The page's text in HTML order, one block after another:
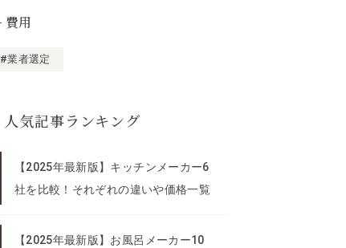
費用
#業者選定
人気記事ランキング
【2025年最新版】キッチンメーカー6
社を比較！それぞれの違いや価格一覧
【2025年最新版】お風呂メーカー10